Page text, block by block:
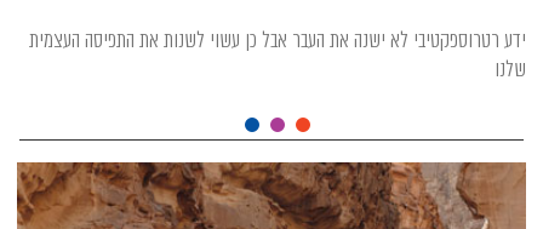
ידע רטרוספקטיבי לא ישנה את העבר אבל כן עשוי לשנות את התפיסה העצמית
שלנו